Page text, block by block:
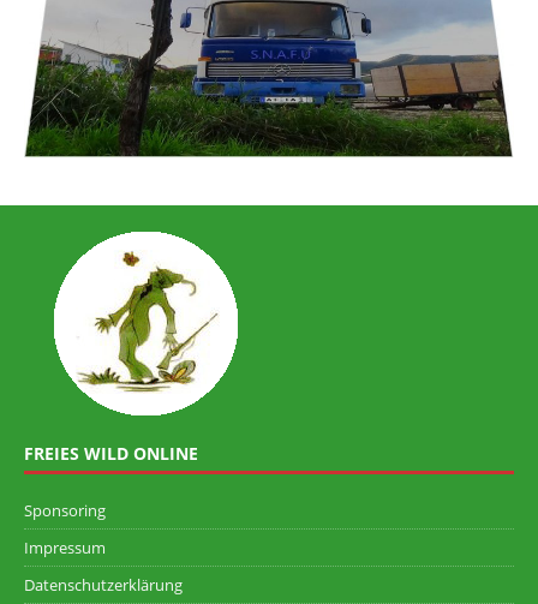
FREIES WILD ONLINE
Sponsoring
Impressum
Datenschutzerklärung